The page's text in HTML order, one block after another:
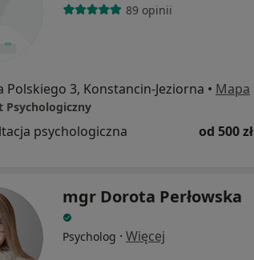
89 opinii
Polskiego 3, Konstancin-Jeziorna • Mapa
Psychologiczny
psychologiczna od 500 zł
mgr Dorota Perłowska
Psycholog · Więcej